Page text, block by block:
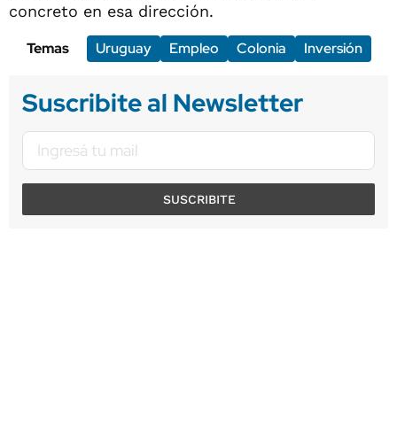
concreto en esa dirección.
Temas
Uruguay Empleo Colonia Inversión
Suscribite al Newsletter
SUSCRIBITE